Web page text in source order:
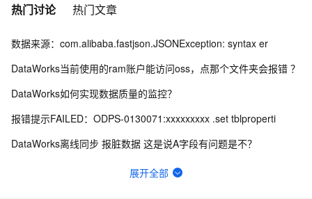
热门讨论 热门文章
数据来源：com.alibaba.fastjson.JSONException: syntax er
DataWorks当前使用的ram账户能访问oss，点那个文件夹会报错 ？
DataWorks如何实现数据质量的监控？
报错提示FAILED：ODPS-0130071:xxxxxxxxx .set tblproperti
DataWorks离线同步 报脏数据 这是说A字段有问题是不？
DataWorks Invalid regular expression pattern - ?
展开全部